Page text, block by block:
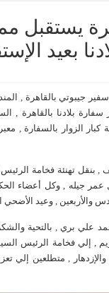
يستقبل
بعيد
جيبوتي بالقاهرة ,
الموافق 26 يونيو 2023 بمقر
كبار الزوار بالسفارة ,
بنقل تهنئة فخامة
جيله , وكل أعضاء
والأربعين , وعيد الأضحي
علي بري , بالتحية
, إلي فخامة الرئيس
, متطلعين إلي